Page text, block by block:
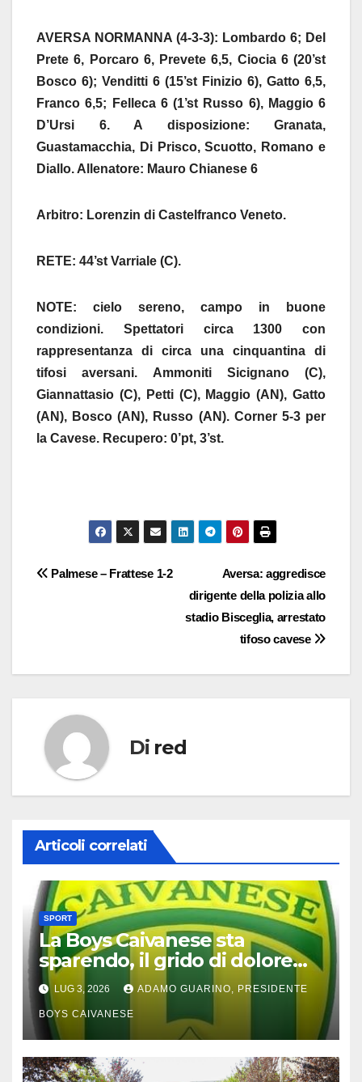
AVERSA NORMANNA (4-3-3): Lombardo 6; Del
Prete 6, Porcaro 6, Prevete 6,5, Ciocia 6 (20’st
Bosco 6); Venditti 6 (15’st Finizio 6), Gatto 6,5,
Franco 6,5; Felleca 6 (1’st Russo 6), Maggio 6
D’Ursi 6. A disposizione: Granata,
Guastamacchia, Di Prisco, Scuotto, Romano e
Diallo. Allenatore: Mauro Chianese 6
Arbitro: Lorenzin di Castelfranco Veneto.
RETE: 44’st Varriale (C).
NOTE: cielo sereno, campo in buone
condizioni. Spettatori circa 1300 con
rappresentanza di circa una cinquantina di
tifosi aversani. Ammoniti Sicignano (C),
Giannattasio (C), Petti (C), Maggio (AN), Gatto
(AN), Bosco (AN), Russo (AN). Corner 5-3 per
la Cavese. Recupero: 0’pt, 3’st.
Navigazione
Aversa: aggredisce
dirigente della polizia allo
stadio Bisceglia, arrestato
tifoso cavese
Palmese – Frattese 1-2
Di red
Articoli correlati
SPORT
La Boys Caivanese sta
sparendo, il grido di dolore
del presidente
LUG 3, 2026 ADAMO GUARINO, PRESIDENTE
BOYS CAIVANESE